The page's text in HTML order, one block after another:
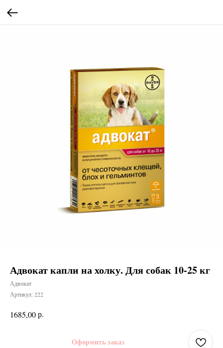
Адвокат капли на холку. Для собак 10-25 кг
Адвокат
Артикул: 222
1685,00р.
Оформить заказ